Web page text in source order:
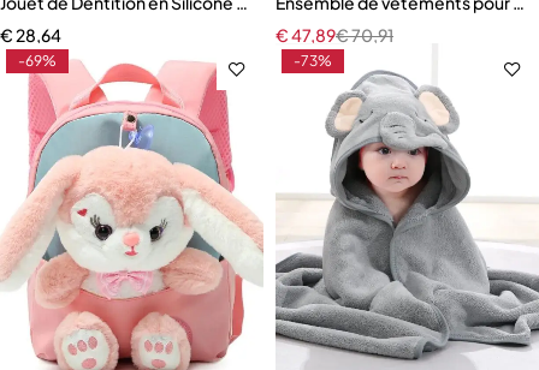
€28,64
€70,91
€47,89
-69% -73%